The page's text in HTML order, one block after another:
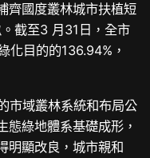
齊國度叢林城市扶植短
截至3 月31日，全市
化目的的136.94%，
市域叢林系統和布局公
態綠地體系基礎成形，
明顯改良，城市親和